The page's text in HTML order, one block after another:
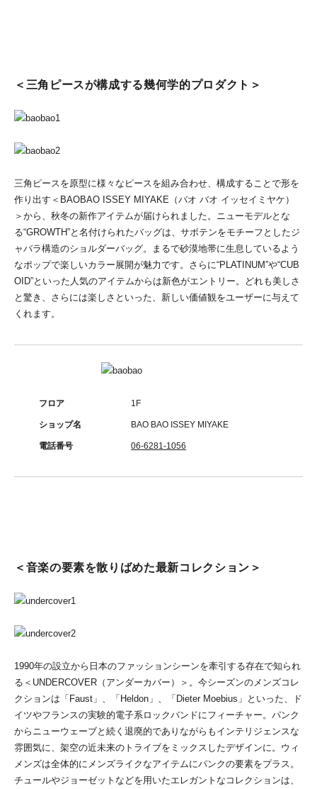
＜三角ピースが構成する幾何学的プロダクト＞
三角ピースを原型に様々なピースを組み合わせ、構成することで形を
作り出す＜BAOBAO ISSEY MIYAKE（バオ バオ イッセイミヤケ）
＞から、秋冬の新作アイテムが届けられました。ニューモデルとな
る“GROWTH”と名付けられたバッグは、サボテンをモチーフとしたジ
ャバラ構造のショルダーバッグ。まるで砂漠地帯に生息しているよう
なポップで楽しいカラー展開が魅力です。さらに“PLATINUM”や“CUB
OID”といった人気のアイテムからは新色がエントリー。どれも美しさ
と驚き、さらには楽しさといった、新しい価値観をユーザーに与えて
くれます。
フロア 1F
ショップ名 BAO BAO ISSEY MIYAKE
電話番号 06-6281-1056
＜音楽の要素を散りばめた最新コレクション＞
1990年の設立から日本のファッションシーンを牽引する存在で知られ
る＜UNDERCOVER（アンダーカバー）＞。今シーズンのメンズコレ
クションは「Faust」、「Heldon」、「Dieter Moebius」といった、ド
イツやフランスの実験的電子系ロックバンドにフィーチャー。パンク
からニューウェーブと続く退廃的でありながらもインテリジェンスな
雰囲気に、架空の近未来のトライブをミックスしたデザインに。ウィ
メンズは全体的にメンズライクなアイテムにパンクの要素をプラス。
チュールやジョーゼットなどを用いたエレガントなコレクションは、